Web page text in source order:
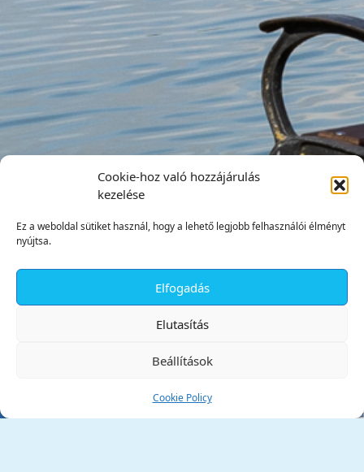
Cookie-hoz való hozzájárulás
kezelése
Ez a weboldal sütiket használ, hogy a lehető legjobb felhasználói élményt
nyújtsa.
Elfogadás
Elutasítás
Beállítások
Cookie Policy
Tata Város Önkormányzata
✕